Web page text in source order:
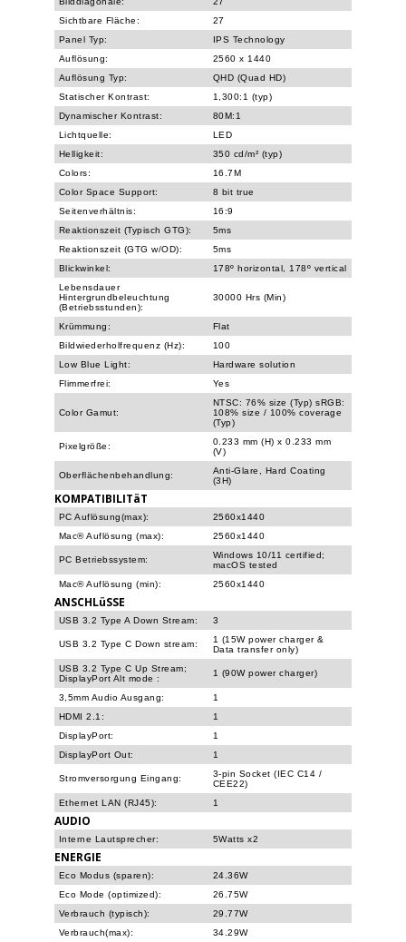
Sichtbare Fläche:
27
Panel Typ:
IPS Technology
Auflösung:
2560 x 1440
Auflösung Typ:
QHD (Quad HD)
Statischer Kontrast:
1,300:1 (typ)
Dynamischer Kontrast:
80M:1
Lichtquelle:
LED
Helligkeit:
350 cd/m² (typ)
Colors:
16.7M
Color Space Support:
8 bit true
Seitenverhältnis:
16:9
Reaktionszeit (Typisch GTG):
5ms
Reaktionszeit (GTG w/OD):
5ms
Blickwinkel:
178º horizontal, 178º vertical
Lebensdauer
Hintergrundbeleuchtung
(Betriebsstunden):
30000 Hrs (Min)
Krümmung:
Flat
Bildwiederholfrequenz (Hz):
100
Low Blue Light:
Hardware solution
Flimmerfrei:
Yes
Color Gamut:
NTSC: 76% size (Typ) sRGB:
108% size / 100% coverage
(Typ)
Pixelgröße:
0.233 mm (H) x 0.233 mm
(V)
Oberflächenbehandlung:
Anti-Glare, Hard Coating
(3H)
KOMPATIBILITäT
PC Auflösung(max):
2560x1440
Mac® Auflösung (max):
2560x1440
PC Betriebssystem:
Windows 10/11 certified;
macOS tested
Mac® Auflösung (min):
2560x1440
ANSCHLüSSE
USB 3.2 Type A Down Stream: 3
USB 3.2 Type C Down stream:
1 (15W power charger &
Data transfer only)
USB 3.2 Type C Up Stream;
DisplayPort Alt mode :
1 (90W power charger)
3,5mm Audio Ausgang:
1
HDMI 2.1:
1
DisplayPort:
1
DisplayPort Out:
1
Stromversorgung Eingang:
3-pin Socket (IEC C14 /
CEE22)
Ethernet LAN (RJ45):
1
AUDIO
Interne Lautsprecher: 5Watts x2
ENERGIE
Eco Modus (sparen):
24.36W
Eco Mode (optimized):
26.75W
Verbrauch (typisch):
29.77W
Verbrauch(max):
34.29W